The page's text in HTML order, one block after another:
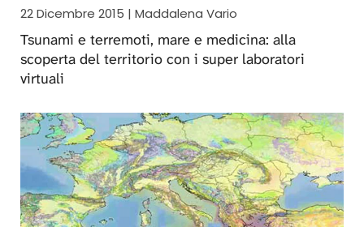
22 Dicembre 2015 | Maddalena Vario
Tsunami e terremoti, mare e medicina: alla
scoperta del territorio con i super laboratori
virtuali